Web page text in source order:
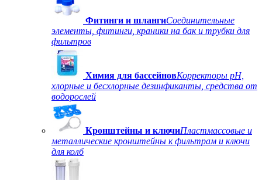
Фитинги и шлангиСоединительные
элементы, фитинги, краники на бак и трубки для
фильтров
Химия для бассейновКорректоры рН,
хлорные и бесхлорные дезинфиканты, средства от
водорослей
Кронштейны и ключиПластмассовые и
металлические кронштейны к фильтрам и ключи
для колб